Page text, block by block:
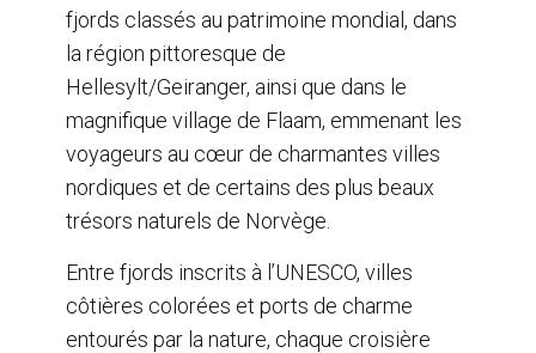
fjords classés au patrimoine mondial, dans
la région pittoresque de
Hellesylt/Geiranger, ainsi que dans le
magnifique village de Flaam, emmenant les
voyageurs au cœur de charmantes villes
nordiques et de certains des plus beaux
trésors naturels de Norvège.
Entre fjords inscrits à l’UNESCO, villes
côtières colorées et ports de charme
entourés par la nature, chaque croisière